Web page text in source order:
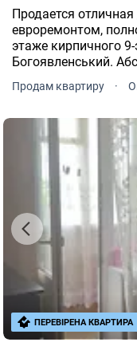
Продается
евроремонтом,
этаже кирпичного
Богоявленський.
качественных
электропроводка,
Продам квартиру ·
ПЕРЕВІРЕНА КВАРТИРА